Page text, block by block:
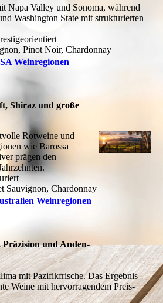
Napa Valley und Sonoma, während
Washington State mit strukturierten
Pinot Noir, Chardonnay
Weinregionen
Shiraz und große
Rotweine und
wie Barossa
prägen den
Sauvignon, Chardonnay
Weinregionen
und Anden-
mit Pazifikfrische. Das Ergebnis
Weine mit hervorragendem Preis-